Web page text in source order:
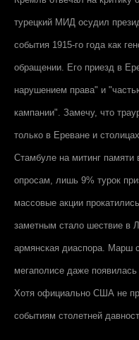
турецкий МИД осудил
события 1915-го года как
обращении. Его приезд в
нарушением права" и
кампании". Замечу, что
только в Ереване и
Стамбуле на митинг
опросам, лишь 9% турок
массовые акции
заметным стало шествие в
армянская диаспора. Марш
мегаполисе даже
Хотя официально США не
событиям столетней